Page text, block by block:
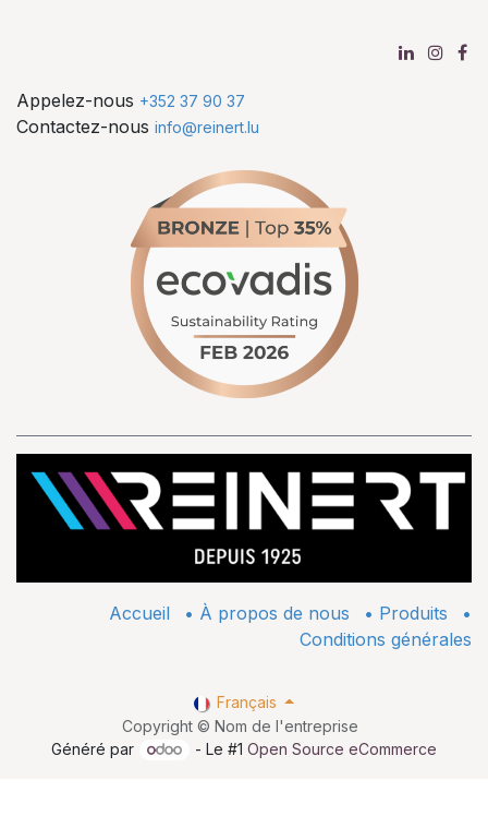
Appelez-nous +352 37 90 37
Contactez-nous info@reinert.lu
Accueil • À propos de nous • ​Produits
•
Conditions générales
Copyright © Nom de l'entreprise
Français
Généré par - Le #1Open Source eCommerce